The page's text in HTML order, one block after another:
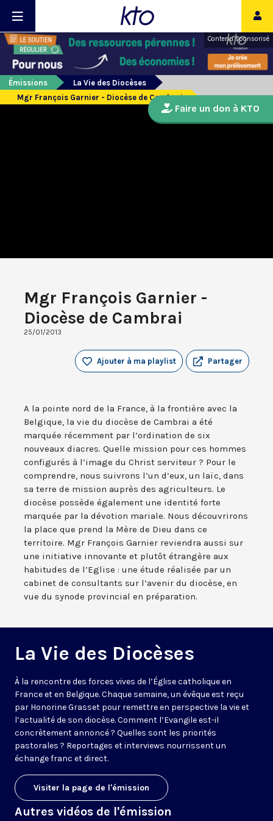
Contenu sponsorisé
Émissions
La Vie des Diocèses
Mgr François Garnier - Diocèse de Cambrai
Mgr François Garnier -
Diocèse de Cambrai
25/01/2013
Partager
Ajouter à ma playlist
A la pointe nord de la France, à la frontière avec la
Belgique, la vie du diocèse de Cambrai a été
marquée récemment par l’ordination de six
nouveaux diacres. Quelle mission pour ces hommes
configurés à l’image du Christ serviteur ? Pour le
comprendre, nous suivrons l’un d’eux, un laïc, dans
sa terre de mission auprès des agriculteurs. Le
diocèse possède également une identité forte
marquée par la dévotion mariale. Nous découvrirons
la place que prend la Mère de Dieu dans ce
territoire. Mgr François Garnier reviendra aussi sur
une initiative innovante et plutôt étrangère aux
habitudes de l’Eglise : une étude réalisée par un
cabinet de consultants sur l’avenir du diocèse, en
vue du synode provincial en préparation.
La Vie des Diocèses
À la rencontre des forces vives de l’Église catholique en
France et en Belgique. Chaque semaine, un évêque est reçu
par Honorine Grasset pour remettre en perspective la vie et
l’actualité de son diocèse. Comment l’Evangile est-il
concrètement annoncé ? Quelles sont les priorités
pastorales ? Reportages et interviews nourrissent un
échange franc et direct.
Visiter la page de l'émission
Autres vidéos de l'émission
Faire un don à KTO